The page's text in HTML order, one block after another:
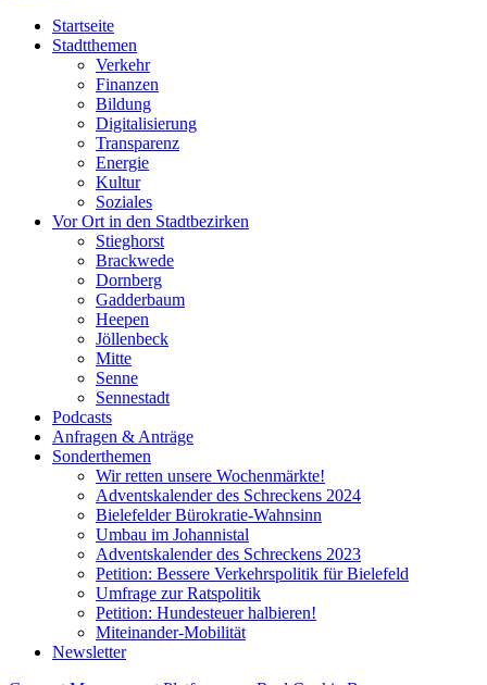
Startseite
Stadtthemen
Verkehr
Finanzen
Bildung
Digitalisierung
Transparenz
Energie
Kultur
Soziales
Vor Ort in den Stadtbezirken
Stieghorst
Brackwede
Dornberg
Gadderbaum
Heepen
Jöllenbeck
Mitte
Senne
Sennestadt
Podcasts
Anfragen & Anträge
Sonderthemen
Wir retten unsere Wochenmärkte!
Adventskalender des Schreckens 2024
Bielefelder Bürokratie-Wahnsinn
Umbau im Johannistal
Adventskalender des Schreckens 2023
Petition: Bessere Verkehrspolitik für Bielefeld​​
Umfrage zur Ratspolitik
Petition: Hundesteuer halbieren!
Miteinander-Mobilität
Newsletter